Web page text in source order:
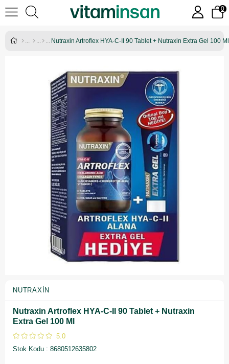
0
Nutraxin Artroflex HYA-C-II 90 Tablet + Nutraxin Extra Gel 100 Ml
NUTRAXIN
Nutraxin Artroflex HYA-C-II 90 Tablet + Nutraxin
Extra Gel 100 Ml
5.0
Stok Kodu
8680512635802